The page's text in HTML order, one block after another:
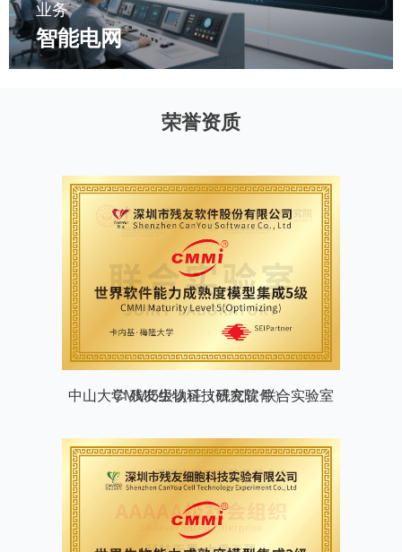
业务
智能电网
荣誉资质
CMMI5级认证（残友软件）